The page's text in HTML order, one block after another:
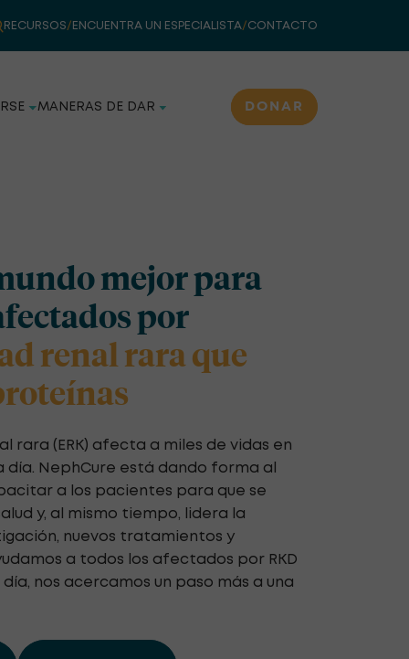
RECURSOS/ ENCUENTRA UN ESPECIALISTA/CONTACTO
MANERAS DE DAR DONAR
mejor para
por
renal rara que
rara (ERK) afecta a miles de vidas en
día. NephCure está dando forma al
a los pacientes para que se
y, al mismo tiempo, lidera la
nuevos tratamientos y
a todos los afectados por RKD
nos acercamos un paso más a una